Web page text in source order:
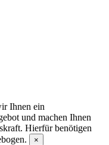
Ihnen ein
und machen Ihnen
Hierfür benötigen
×